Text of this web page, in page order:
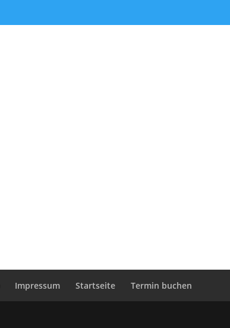
Impressum Startseite Termin buchen